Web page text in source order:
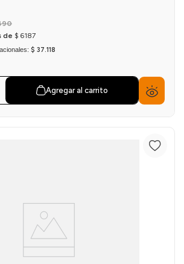
de $ 6187
$ 37.118
Agregar al carrito